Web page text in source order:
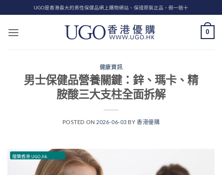
to
content
UGO是香港最大的男性保健品網上購物網站、保證原裝正品，假一賠十
0
健康資訊
男士保健品營養關鍵：鋅、瑪卡、精
胺酸三大支柱全面拆解
POSTED ON 2026-06-03 BY香港優購